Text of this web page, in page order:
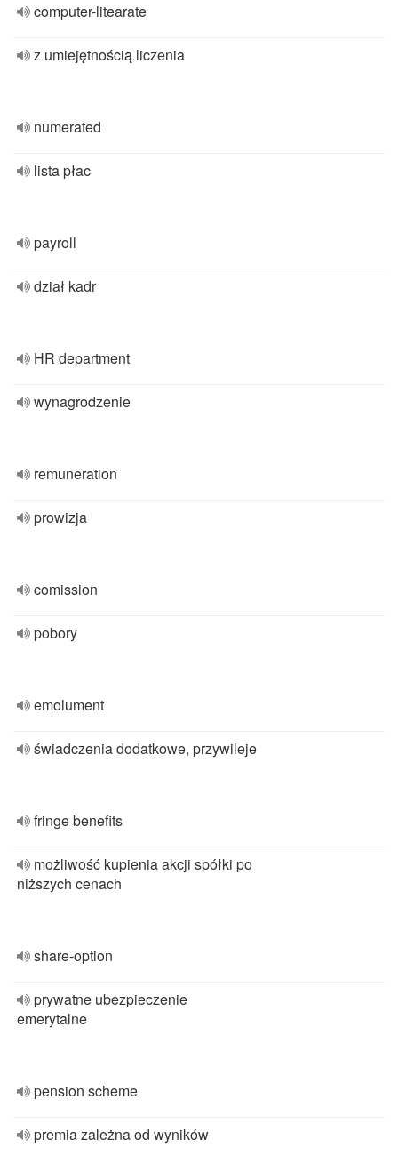
computer-litearate
z umiejętnością liczenia
numerated
lista płac
payroll
dział kadr
HR department
wynagrodzenie
remuneration
prowizja
comission
pobory
emolument
świadczenia dodatkowe, przywileje
fringe benefits
możliwość kupienia akcji spółki po
niższych cenach
share-option
prywatne ubezpieczenie
emerytalne
pension scheme
premia zależna od wyników